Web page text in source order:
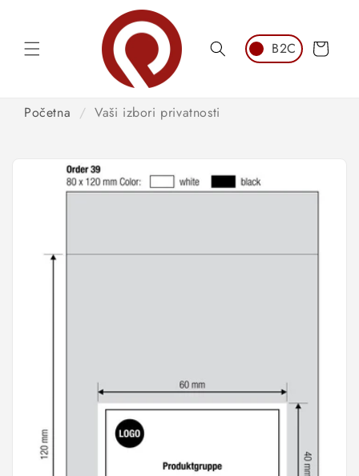
Košarica
Početna / Vaši izbori privatnosti